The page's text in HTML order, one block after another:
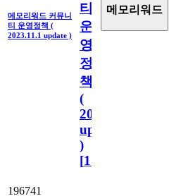
메모리워드 커뮤니
티 운영정책 (
2023.11.1 update )
티
운
영
정
책
(
2023.11.1
update
)
[110
메모리워드
196741